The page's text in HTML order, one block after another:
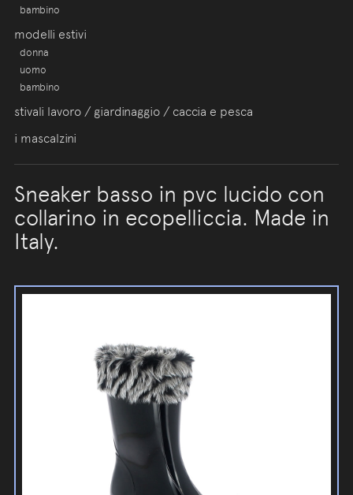
bambino
modelli estivi
donna
uomo
bambino
stivali lavoro / giardinaggio / caccia e pesca
i mascalzini
Sneaker basso in pvc lucido con
collarino in ecopelliccia. Made in
Italy.